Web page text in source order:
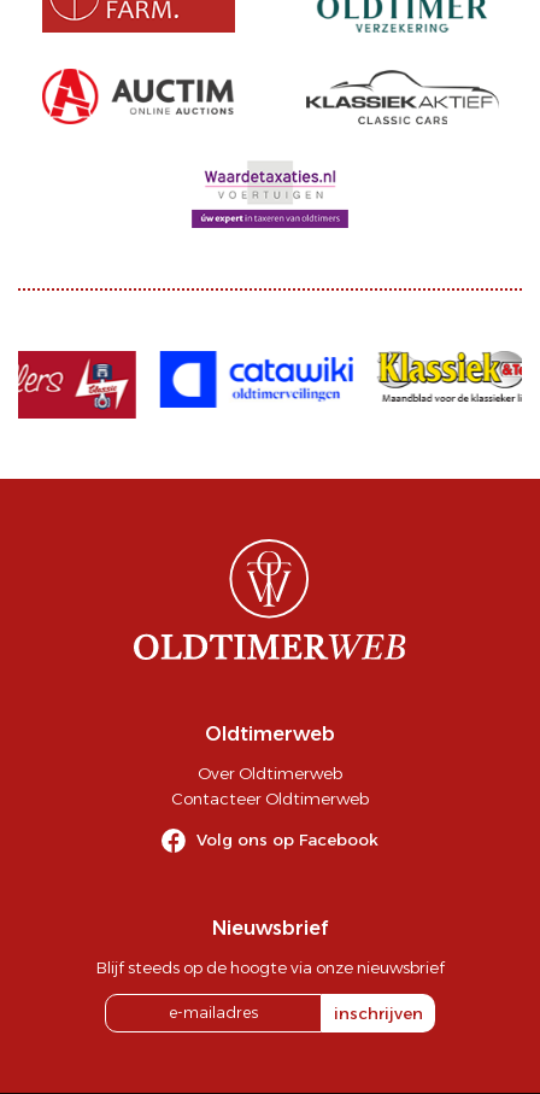
Oldtimerweb
Over Oldtimerweb
Contacteer Oldtimerweb
Volg ons op Facebook
Nieuwsbrief
Blijf steeds op de hoogte via onze nieuwsbrief
inschrijven